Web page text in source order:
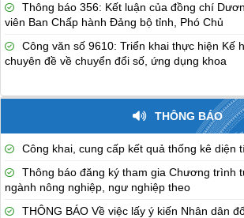
Thông báo 356: Kết luận của đồng chí
viên Ban Chấp hành Đảng bộ tỉnh, Phó Chủ
Công văn số 9610: Triển khai thực hiện Kế
chuyên đề về chuyển đổi số, ứng dụng khoa
THÔNG BÁO
Công khai, cung cấp kết quả thống kê diện
Thông báo đăng ký tham gia Chương trình
ngành nông nghiệp, ngư nghiệp theo
THÔNG BÁO Về việc lấy ý kiến Nhân dân